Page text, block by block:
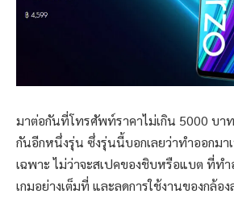
มาต่อกันที่โทรศัพท์ราคาไม่เกิน 5000 บา
กันอีกหนึ่งรุ่น ซึ่งรุ่นนี้บอกเลยว่าทำออกมา
เฉพาะ ไม่ว่าจะสเปคของชิบหรือแบต ที่ทำ
เกมอย่างเต็มที่ และลดการใช้งานของกล้อ